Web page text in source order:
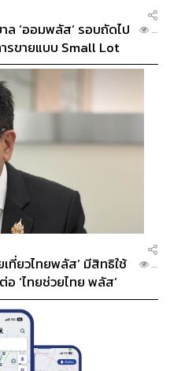
‘ออมพลัส’ รอบถัดไป
รขายแบบ Small Lot
...
เที่ยวไทยพลัส’ มีสิทธิใช้
‘ไทยช่วยไทย พลัส’
...